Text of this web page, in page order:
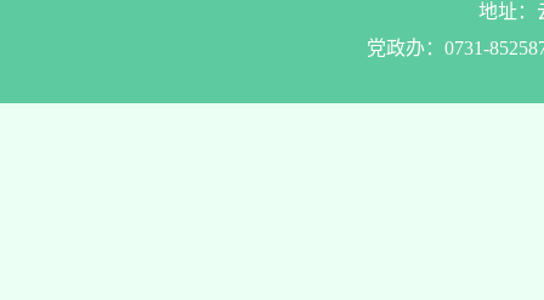
地址：
党政办：0731-